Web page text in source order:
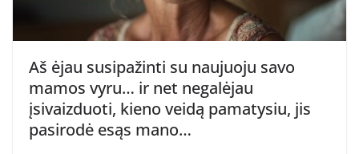
Aš ėjau susipažinti su naujuoju savo
mamos vyru… ir net negalėjau
įsivaizduoti, kieno veidą pamatysiu, jis
pasirodė esąs mano…